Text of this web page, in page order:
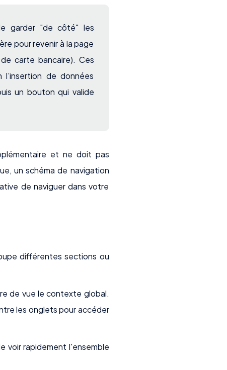
garder "de côté" les
pour revenir à la page
carte bancaire). Ces
de données
un bouton qui valide
et ne doit pas
un schéma de navigation
de naviguer dans votre
différentes sections ou
de vue le contexte global.
les onglets pour accéder
voir rapidement l'ensemble